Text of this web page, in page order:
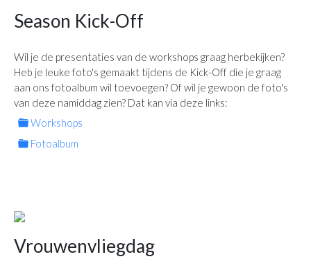
Season Kick-Off
Wil je de presentaties van de workshops graag herbekijken?
Heb je leuke foto's gemaakt tijdens de Kick-Off die je graag
aan ons fotoalbum wil toevoegen? Of wil je gewoon de foto's
van deze namiddag zien? Dat kan via deze links:
folder
Workshops
folder
Fotoalbum
Vrouwenvliegdag